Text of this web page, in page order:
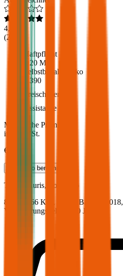
4,6
(217
Haftpflicht
€ 20 Mio.
Selbstbehalt Kasko
€ 390
Freischaden
Assistance
Monatliche Prämie
inkl. mVSt.
€ 67,35
Teilkasko berechnen
Toyota
Auris, Vollkasko
89.7 PS/66 KW, diesel, Baujahr 2018,
Versicherungsnehmer 30 Jahre